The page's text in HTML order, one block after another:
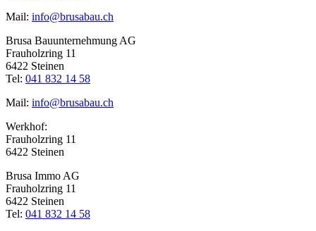
Mail: info@brusabau.ch
Brusa Bauunternehmung AG
Frauholzring 11
6422 Steinen
Tel: 041 832 14 58
Mail: info@brusabau.ch
Werkhof:
Frauholzring 11
6422 Steinen
Brusa Immo AG
Frauholzring 11
6422 Steinen
Tel: 041 832 14 58